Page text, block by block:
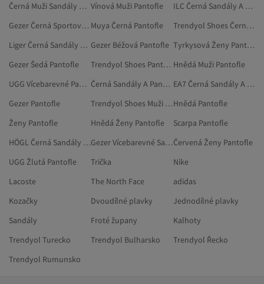
Černá Muži Sandály A Pantofle Vínová Muži Pantofle
ILC Černá Sandály A Pantofle
Gezer Černá Sportovní Pantofle Muya Černá Pantofle
Trendyol Shoes Černá Sandály A Pantofle
Liger Černá Sandály A Pantofle Gezer Béžová Pantofle
Tyrkysová Ženy Pantofle
Gezer Šedá Pantofle
Trendyol Shoes Pantofle Hnědá Muži Pantofle
UGG Vícebarevné Pantofle
Černá Sandály A Pantofle
EA7 Černá Sandály A Pantofle
Gezer Pantofle
Trendyol Shoes Muži PantofleHnědá Pantofle
Ženy Pantofle
Hnědá Ženy Pantofle
Scarpa Pantofle
HÖGL Černá Sandály A Pantofle
Gezer Vícebarevné Sandály A PantofleČervená Ženy Pantofle
UGG Žlutá Pantofle
Trička
Nike
Lacoste
The North Face
adidas
Kozačky
Dvoudílné plavky
Jednodílné plavky
Sandály
Froté župany
Kalhoty
Trendyol Turecko
Trendyol Bulharsko
Trendyol Řecko
Trendyol Rumunsko